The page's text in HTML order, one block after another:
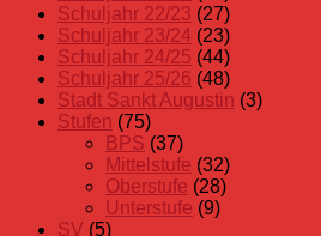
Schuljahr 22/23 (27)
Schuljahr 23/24 (23)
Schuljahr 24/25 (44)
Schuljahr 25/26 (48)
Stadt Sankt Augustin (3)
Stufen (75)
BPS (37)
Mittelstufe (32)
Oberstufe (28)
Unterstufe (9)
SV (5)